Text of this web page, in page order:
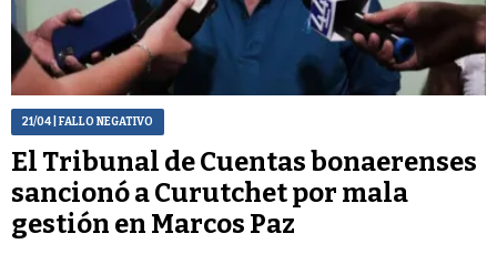
21/04| FALLO NEGATIVO
El Tribunal de Cuentas bonaerenses
sancionó a Curutchet por mala
gestión en Marcos Paz